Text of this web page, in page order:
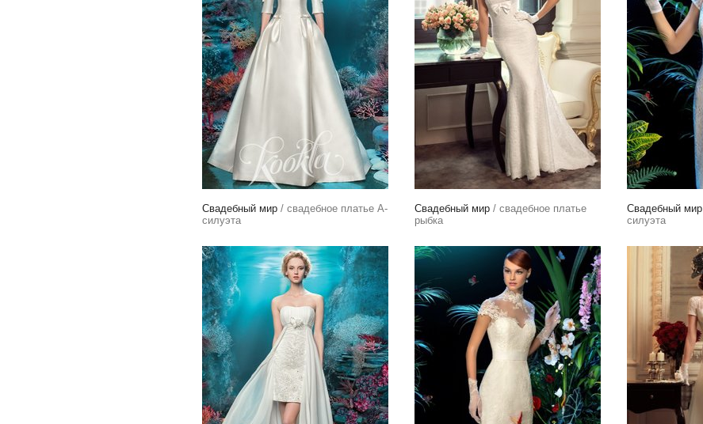
Свадебный мир / свадебное платье А-
силуэта
Свадебный мир / свадебное платье
рыбка
Свадебный мир
силуэта